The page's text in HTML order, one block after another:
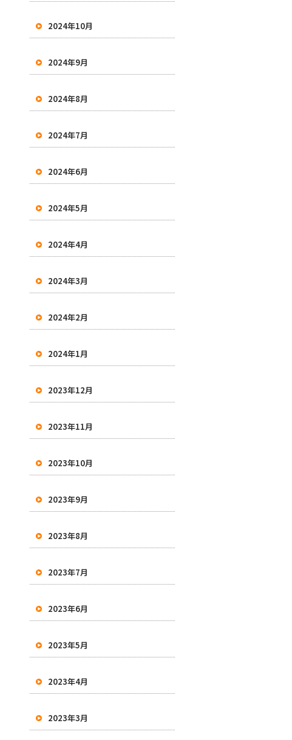
2024年10月
2024年9月
2024年8月
2024年7月
2024年6月
2024年5月
2024年4月
2024年3月
2024年2月
2024年1月
2023年12月
2023年11月
2023年10月
2023年9月
2023年8月
2023年7月
2023年6月
2023年5月
2023年4月
2023年3月